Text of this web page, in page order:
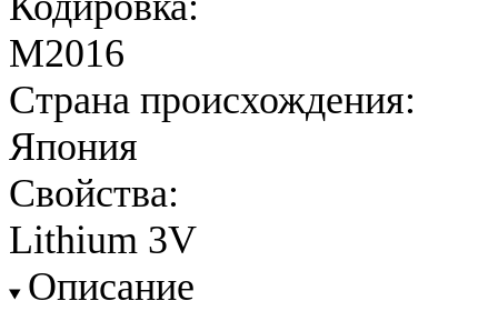
M2016
Страна происхождения:
Япония
Свойства:
Lithium 3V
Описание